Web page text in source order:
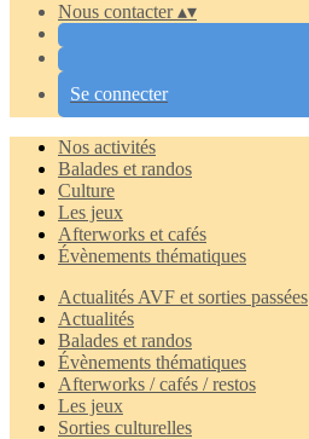
Nous contacter▴▾
Se connecter
Nos activités
Balades et randos
Culture
Les jeux
Afterworks et cafés
Évènements thématiques
Actualités AVF et sorties passées
Actualités
Balades et randos
Évènements thématiques
Afterworks / cafés / restos
Les jeux
Sorties culturelles